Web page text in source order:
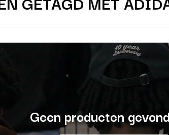
Geen producten